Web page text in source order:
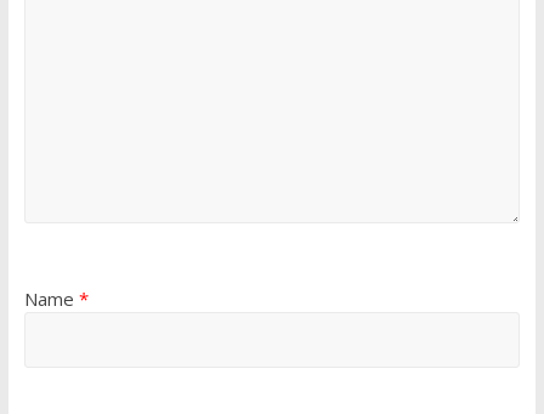
Name *